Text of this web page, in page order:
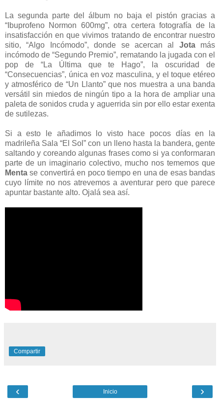
La segunda parte del álbum no baja el pistón gracias a
“Ibuprofeno Normon 600mg”, otra certera fotografía de la
insatisfacción en que vivimos tratando de encontrar nuestro
sitio, “Algo Incómodo”, donde se acercan al Jotamás
incómodo de “Segundo Premio”, rematando la jugada con el
pop de “La Última que te Hago”, la oscuridad de
“Consecuencias”, única en voz masculina, y el toque etéreo
y atmosférico de “Un Llanto” que nos muestra a una banda
versátil sin miedos de ningún tipo a la hora de ampliar una
paleta de sonidos cruda y aguerrida sin por ello estar exenta
de sutilezas.
Si a esto le añadimos lo visto hace pocos días en la
madrileña Sala “El Sol” con un lleno hasta la bandera, gente
saltando y coreando algunas frases como si ya conformaran
parte de un imaginario colectivo, mucho nos tememos que
Menta se convertirá en poco tiempo en una de esas bandas
cuyo límite no nos atrevemos a aventurar pero que parece
apuntar bastante alto. Ojalá sea así.
Compartir
‹ ›
Inicio